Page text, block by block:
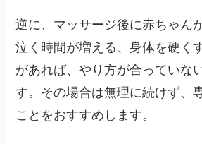
逆に、マッサージ後に赤ちゃん
泣く時間が増える、身体を硬く
があれば、やり方が合っていな
す。その場合は無理に続けず、
ことをおすすめします。